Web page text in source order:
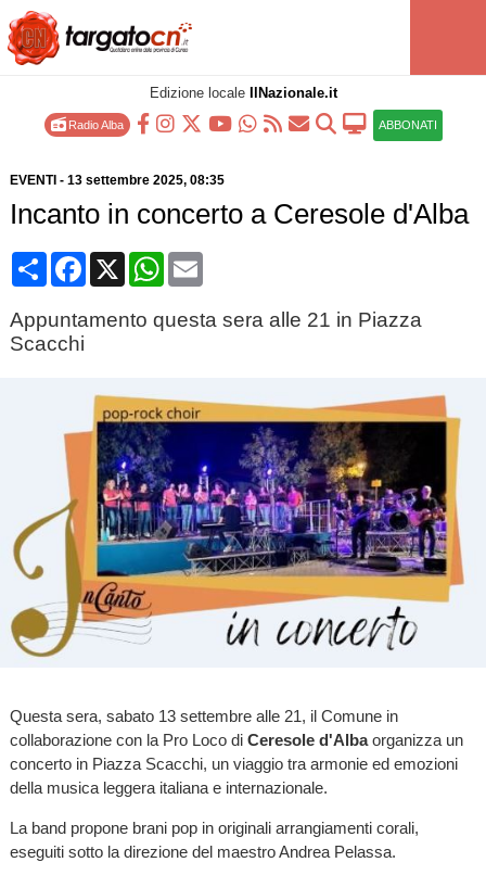
Edizione locale IlNazionale.it
Radio Alba ABBONATI
EVENTI - 13 settembre 2025, 08:35
Incanto in concerto a Ceresole d'Alba
CondividiFacebook
X WhatsApp
Email
Appuntamento questa sera alle 21 in Piazza
Scacchi
Questa sera, sabato 13 settembre alle 21, il Comune in
collaborazione con la Pro Loco di Ceresole d'Albaorganizza un
concerto in Piazza Scacchi, un viaggio tra armonie ed emozioni
della musica leggera italiana e internazionale.
La band propone brani pop in originali arrangiamenti corali,
eseguiti sotto la direzione del maestro Andrea Pelassa.